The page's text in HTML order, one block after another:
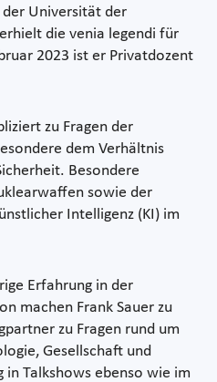
Universität der
die venia legendi für
2023 ist er Privatdozent
zu Fragen der
dem Verhältnis
Besondere
sowie der
Intelligenz (KI) im
Erfahrung in der
machen Frank Sauer zu
zu Fragen rund um
Gesellschaft und
Talkshows ebenso wie im